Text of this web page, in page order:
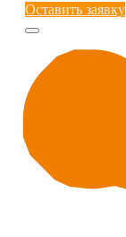
Оставить заявку